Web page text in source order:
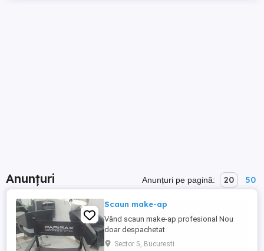
Anunțuri Anunțuri pe pagină: 20 50
Scaun make-ap
Vând scaun make-ap profesional Nou
doar despachetat
Sector 5, Bucuresti